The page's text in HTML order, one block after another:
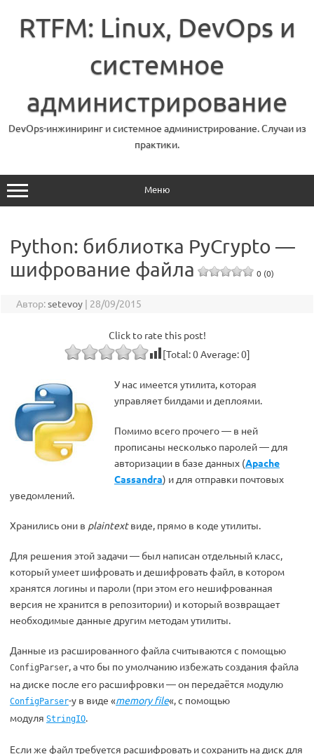
содержимому
RTFM: Linux, DevOps и
системное
администрирование
DevOps-инжиниринг и системное администрирование. Случаи из
практики.
Меню
Python: библиотка PyCrypto —
шифрование файла
0 (0)
Автор:setevoy | 28/09/2015
Click to rate this post!
[Total:0Average:0]
У нас имеется утилита, которая
управляет билдами и деплоями.
Помимо всего прочего — в ней
прописаны несколько паролей — для
авторизации в базе данных (Apache
Cassandra) и для отправки почтовых
уведомлений.
Хранились они в plaintextвиде, прямо в коде утилиты.
Для решения этой задачи — был написан отдельный класс,
который умеет шифровать и дешифровать файл, в котором
хранятся логины и пароли (при этом его нешифрованная
версия не хранится в репозитории) и который возвращает
необходимые данные другим методам утилиты.
Данные из расшированного файла считываются с помощью
ConfigParser, а что бы по умолчанию избежать создания файла
на диске после его расшифровки — он передаётся модулю
ConfigParser-у в виде «memory file«, с помощью
модуля StringIO.
Если же файл требуется расшифровать и сохранить на диск для